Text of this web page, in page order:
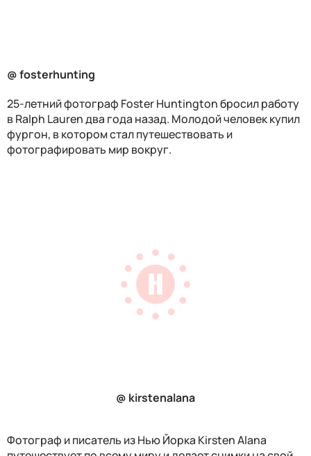
@ fosterhunting
25-летний фотограф Foster Huntington бросил работу
вRalph Lauren два года назад. Молодой человек купил
фургон, в котором стал путешествовать и
фотографировать мир вокруг.
@ kirstenalana
Фотограф и писатель из Нью Йорка Kirsten Alana